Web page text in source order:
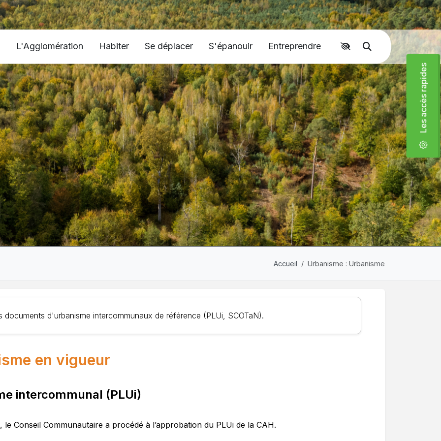
Moteur de
L'Agglomération Se déplacer S'épanouir Entreprendre
Accueil Urbanisme : Urbanisme
documents d'urbanisme intercommunaux de référence (PLUi, SCOTaN).
en vigueur
intercommunal (PLUi)
le Conseil Communautaire a procédé à l’approbation du PLUi de la CAH.
Les accès rapides
Accéder aux liens rapides